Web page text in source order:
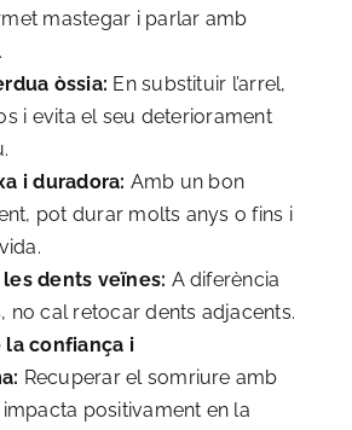
mastegar i parlar amb
òssia: En substituir l’arrel,
i evita el seu deteriorament
i duradora: Amb un bon
pot durar molts anys o fins i
dents veïnes: A diferència
no cal retocar dents adjacents.
la confiança i
Recuperar el somriure amb
positivament en la